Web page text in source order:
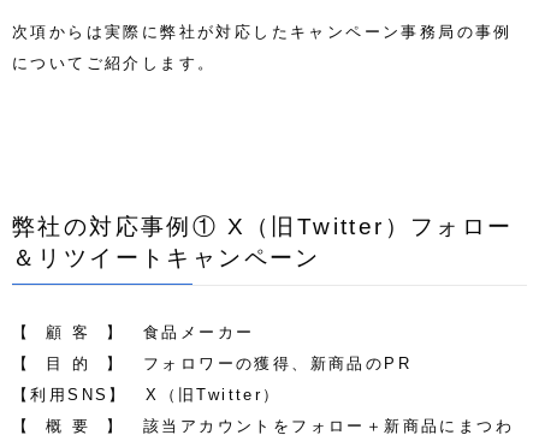
次項からは実際に弊社が対応し たキャンペーン事務局の事例
についてご紹介します。
弊社の対応事例① X（旧Twitter）フォロー
＆リツイートキャンペーン
【 顧 客 】 食品メーカー
【 目 的 】 フォロワーの獲得、新商品のPR
【利用SNS】 X（旧Twitter）
【 概 要 】 該当アカウントをフォロー＋新商品にまつわ